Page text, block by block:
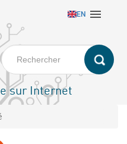
EN 
sur Internet